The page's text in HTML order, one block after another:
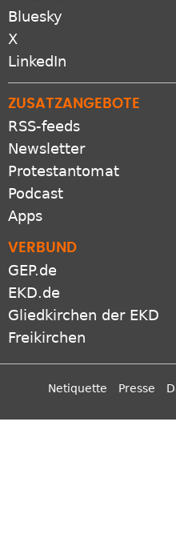
LinkedIn
ZUSATZANGEBOTE
Newsletter
Protestantomat
Podcast
Apps
VERBUND
GEP.de
EKD.de
Gliedkirchen der EKD
Freikirchen
Netiquette